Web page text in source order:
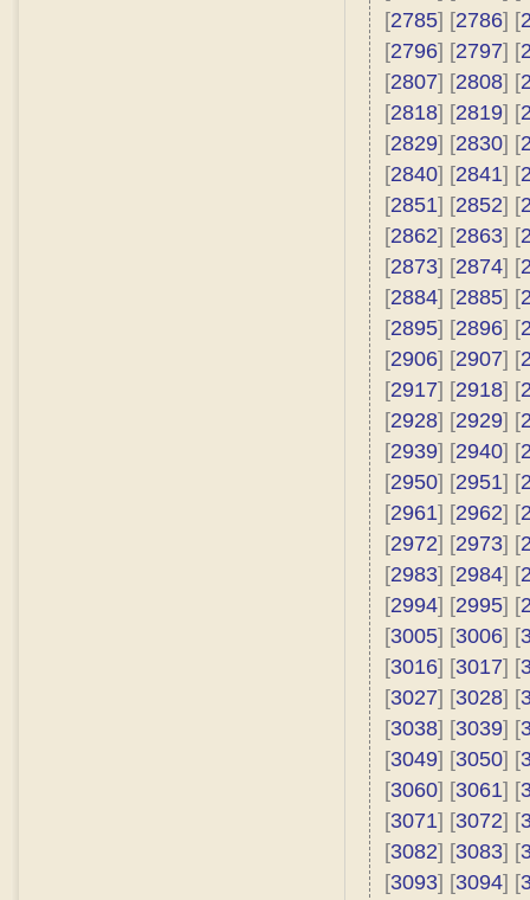
[2785] [2786] [
[2796] [2797] [
[2807] [2808] [
[2818] [2819] [
[2829] [2830] [
[2840] [2841] [
[2851] [2852] [
[2862] [2863] [
[2873] [2874] [
[2884] [2885] [
[2895] [2896] [
[2906] [2907] [
[2917] [2918] [
[2928] [2929] [
[2939] [2940] [
[2950] [2951] [
[2961] [2962] [
[2972] [2973] [
[2983] [2984] [
[2994] [2995] [
[3005] [3006] [
[3016] [3017] [
[3027] [3028] [
[3038] [3039] [
[3049] [3050] [
[3060] [3061] [
[3071] [3072] [
[3082] [3083] [
[3093] [3094] [